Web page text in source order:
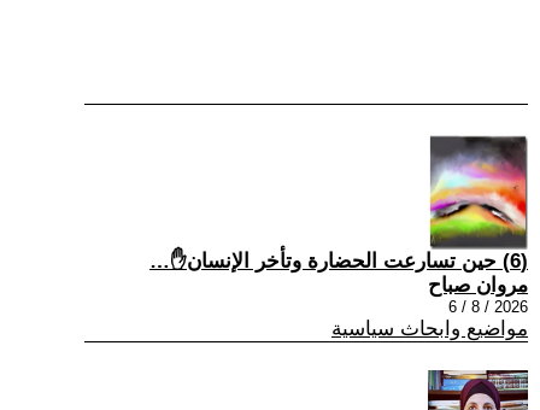
(6) حين تسارعت الحضارة وتأخر الإنسان✋…
مروان صباح
2026 / 8 / 6
مواضيع وابحاث سياسية